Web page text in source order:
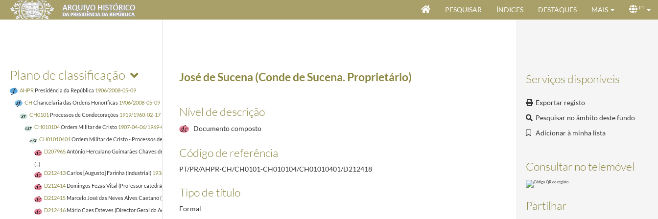
PESQUISAR ÍNDICES DESTAQUES MAIS PT
Plano de classificação
AHPR Presidência da República 1906/2008-05-09
CHChancelaria das Ordens Honoríficas 1906/2008-05-09
CH0101 Processos de Condecorações 1919/1960-02-17
CH010104Ordem Militar de Cristo 1907-04-06/1969-03-31
CH01010401 Ordem Militar de Cristo - Processos de Nacionais
D207965António Herculano Guimarães Chaves de Carvalho (Engenheiro; Presidente do Instituto Português de Combustíveis; Professor Catedrático do Instituto Superior Técnico)
(...)
D212413Carlos [Augusto] Farinha (Industrial) 1936-10-31/1937-10-05
D212414 Domingos Fezas Vital (Professor catedrático da Faculdade de Direito da Universidade de Lisboa; Procurador e Vice-Presidente da Câmara Coroportativa)
D212415 Marcelo José das Neves Alves Caetano (Professor da Faculdade de Direito da Universidade de Lisboa)
D212416 Mário Caes Esteves (Director Geral da Administração Política e Civil e Secretário Geral do Ministério do Interior)
Serviços disponíveis
Exportar registo
Pesquisar no âmbito deste fundo
Adicionar à minha lista
Consultar no telemóvel
Partilhar
José de Sucena (Conde de Sucena. Proprietário)
Nível de descrição
Documento composto
Código de referência
PT/PR/AHPR-CH/CH0101-CH010104/CH01010401/D212418
Tipo de título
Formal